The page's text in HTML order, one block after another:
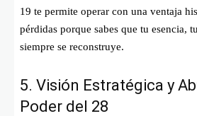
19 te permite operar con una ventaja
pérdidas porque sabes que tu esencia,
siempre se reconstruye.
5. Visión Estratégica y
Poder del 28